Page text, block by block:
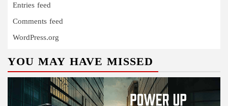
Entries feed
Comments feed
WordPress.org
YOU MAY HAVE MISSED